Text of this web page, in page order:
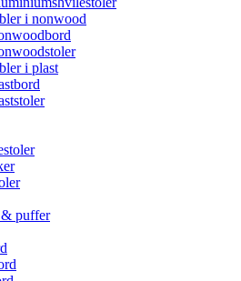
i nonwood
i plast
puffer